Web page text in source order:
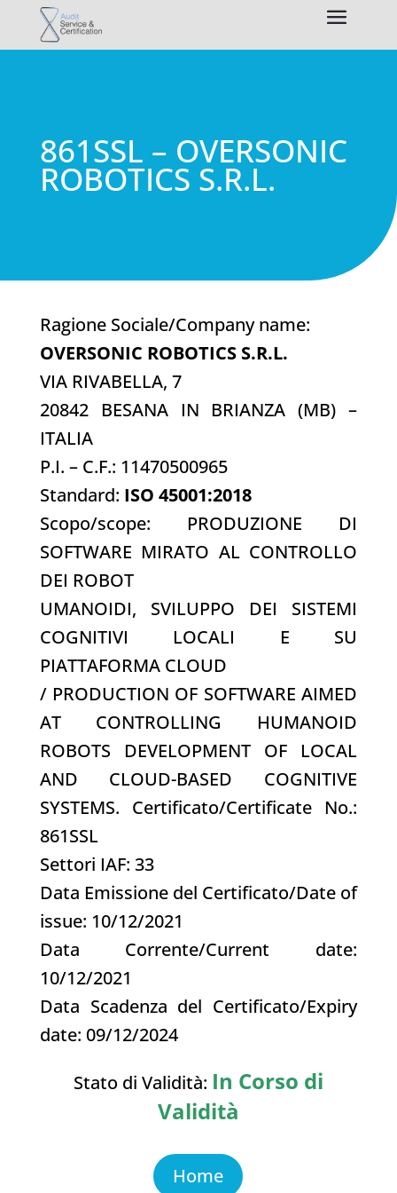
861SSL – OVERSONIC
ROBOTICS S.R.L.
Ragione Sociale/Company name:
OVERSONIC ROBOTICS S.R.L.
VIA RIVABELLA, 7
20842 BESANA IN BRIANZA (MB) –
ITALIA
P.I. – C.F.: 11470500965
Standard: ISO 45001:2018
Scopo/scope: PRODUZIONE DI
SOFTWARE MIRATO AL CONTROLLO
DEI ROBOT
UMANOIDI, SVILUPPO DEI SISTEMI
COGNITIVI LOCALI E SU
PIATTAFORMA CLOUD
/ PRODUCTION OF SOFTWARE AIMED
AT CONTROLLING HUMANOID
ROBOTS DEVELOPMENT OF LOCAL
AND CLOUD-BASED COGNITIVE
SYSTEMS. Certificato/Certificate No.:
861SSL
Settori IAF: 33
Data Emissione del Certificato/Date of
issue: 10/12/2021
Data Corrente/Current date:
10/12/2021
Data Scadenza del Certificato/Expiry
date: 09/12/2024
Stato di Validità: In Corso di
Validità
Home